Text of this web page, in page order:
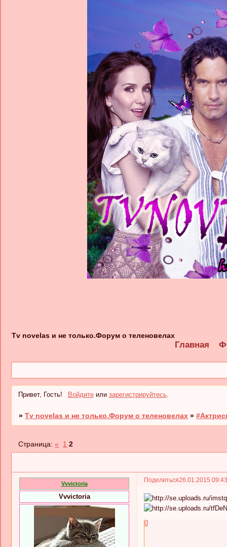
Tv novelas и не только.Форум о теленовелах
Главная
Привет, Гость! Войдитеили зарегистрируйтесь.
»Tv novelas и не только.Форум о теленовелах »
Страница:« 1 2
Поделиться26.01.2015
Vvvictoria
Vvvictoria
0